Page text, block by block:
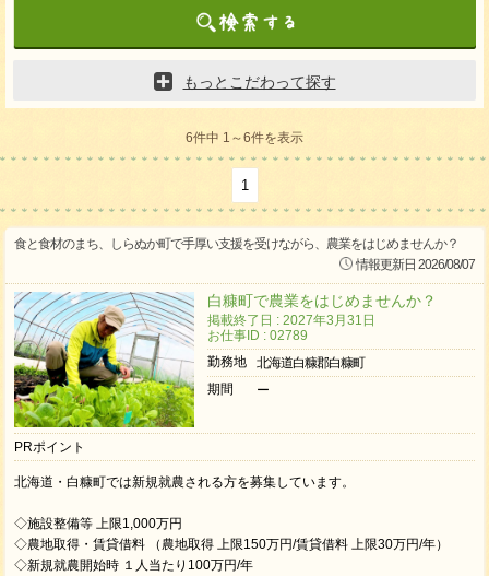
もっとこだわって探す
6件中 1～6件を表示
1
食と食材のまち、しらぬか町で手厚い支援を受けながら、農業をはじめませんか？
情報更新日 2026/08/07
白糠町で農業をはじめませんか？
掲載終了日 : 2027年3月31日
お仕事ID : 02789
勤務地
北海道白糠郡白糠町
期間
ー
PRポイント
北海道・白糠町では新規就農される方を募集しています。
◇施設整備等 上限1,000万円
◇農地取得・賃貸借料 （農地取得 上限150万円/賃貸借料 上限30万円/年）
◇新規就農開始時 １人当たり100万円/年